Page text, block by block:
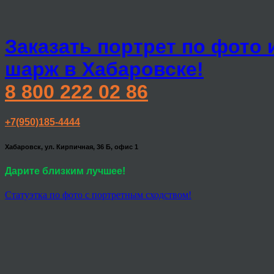
Заказать портрет по фото
шарж в Хабаровске!
8 800 222 02 86
+7(950)185-4444
Хабаровск, ул. Кирпичная, 36 Б, офис 1
Дарите близким лучшее!
Статуэтка по фото с портретным сходством!